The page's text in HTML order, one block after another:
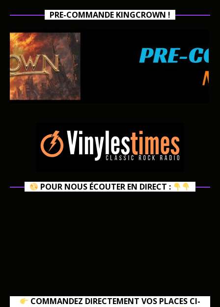
PRE-COMMANDE KINGCROWN !
POUR NOUS ÉCOUTER EN DIRECT :
COMMANDEZ DIRECTEMENT VOS PLACES CI-